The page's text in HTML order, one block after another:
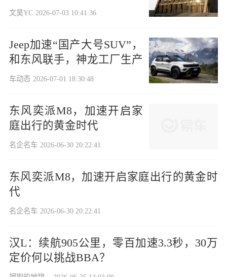
文昊YC 2026-07-03 10:41:36
Jeep加速“国产大号SUV”，
和东风联手，神龙工厂生产
车动态 2026-07-01 18:30:48
东风奕派M8，加速开启家
庭出行的黄金时代
名企名车 2026-06-30 20:22:41
东风奕派M8，加速开启家庭出行的黄金时
代
名企名车 2026-06-30 20:22:41
汉L：续航905公里，零百加速3.3秒，30万
定价何以挑战BBA？